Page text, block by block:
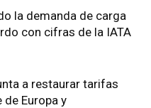
la demanda de carga
con cifras de la IATA
a restaurar tarifas
Europa y